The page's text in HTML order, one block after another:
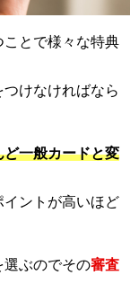
ことで様々な特典
けなければなら
一般カードと変
ントが高いほど
選ぶのでその審査